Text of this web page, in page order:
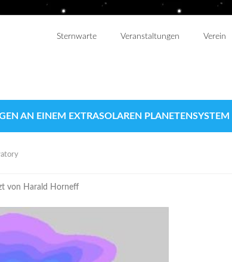
Sternwarte Veranstaltungen Verein
AN EINEM EXTRASOLAREN PLANETENSYSTEM
von Harald Horneff